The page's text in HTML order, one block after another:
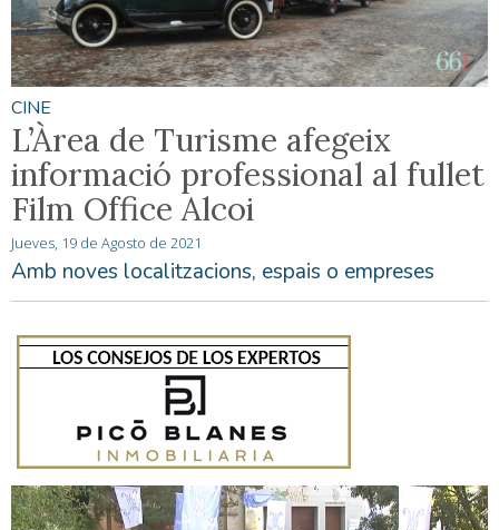
CINE
L’Àrea de Turisme afegeix
informació professional al fullet
Film Office Alcoi
Jueves, 19 de Agosto de 2021
Amb noves localitzacions, espais o empreses